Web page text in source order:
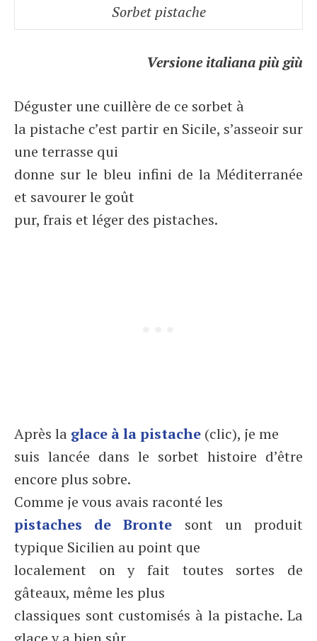
Sorbet pistache
Versione italiana più giù
Déguster une cuillère de ce sorbet à
la pistache c’est partir en Sicile, s’asseoir sur
une terrasse qui
donne sur le bleu infini de la Méditerranée
et savourer le goût
pur, frais et léger des pistaches.
Après la glace à la pistache (clic), je me
suis lancée dans le sorbet histoire d’être
encore plus sobre.
Comme je vous avais raconté les
pistaches de Bronte sont un produit
typique Sicilien au point que
localement on y fait toutes sortes de
gâteaux, même les plus
classiques sont customisés à la pistache. La